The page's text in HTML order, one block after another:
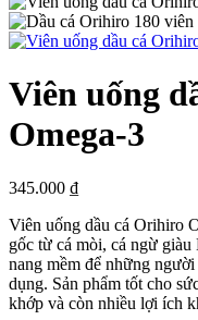
Viên uống
Omega-3
345.000 ₫
Viên uống dầu cá Orihiro
gốc từ cá mòi, cá ngừ
nang mềm để những
dụng. Sản phẩm tốt cho
khớp và còn nhiều lợi ích